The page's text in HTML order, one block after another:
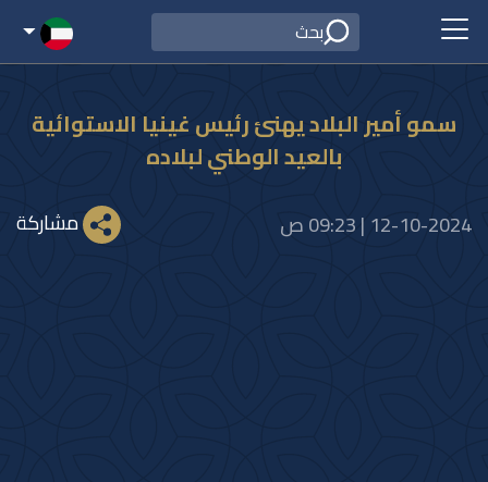
سمو أمير البلاد يهنئ رئيس غينيا الاستوائية
بالعيد الوطني لبلاده
12-10-2024 | 09:23 ص